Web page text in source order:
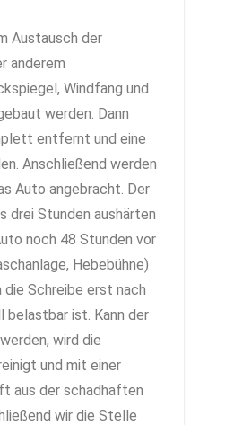
Austausch der
anderem
Windfang und
werden. Dann
entfernt und eine
Anschließend werden
Auto angebracht. Der
drei Stunden aushärten
noch 48 Stunden vor
Hebebühne)
Schreibe erst nach
belastbar ist. Kann der
wird die
und mit einer
aus der schadhaften
wir die Stelle